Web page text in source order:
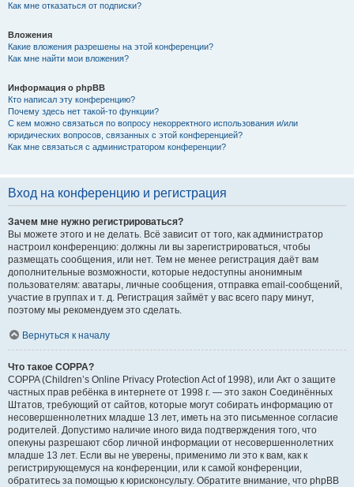
Как мне отказаться от подписки?
Вложения
Какие вложения разрешены на этой конференции?
Как мне найти мои вложения?
Информация о phpBB
Кто написал эту конференцию?
Почему здесь нет такой-то функции?
С кем можно связаться по вопросу некорректного использования и/или
юридических вопросов, связанных с этой конференцией?
Как мне связаться с администратором конференции?
Вход на конференцию и регистрация
Зачем мне нужно регистрироваться?
Вы можете этого и не делать. Всё зависит от того, как администратор
настроил конференцию: должны ли вы зарегистрироваться, чтобы
размещать сообщения, или нет. Тем не менее регистрация даёт вам
дополнительные возможности, которые недоступны анонимным
пользователям: аватары, личные сообщения, отправка email-сообщений,
участие в группах и т. д. Регистрация займёт у вас всего пару минут,
поэтому мы рекомендуем это сделать.
Вернуться к началу
Что такое COPPA?
COPPA (Children’s Online Privacy Protection Act of 1998), или Акт о защите
частных прав ребёнка в интернете от 1998 г. — это закон Соединённых
Штатов, требующий от сайтов, которые могут собирать информацию от
несовершеннолетних младше 13 лет, иметь на это письменное согласие
родителей. Допустимо наличие иного вида подтверждения того, что
опекуны разрешают сбор личной информации от несовершеннолетних
младше 13 лет. Если вы не уверены, применимо ли это к вам, как к
регистрирующемуся на конференции, или к самой конференции,
обратитесь за помощью к юрисконсульту. Обратите внимание, что phpBB